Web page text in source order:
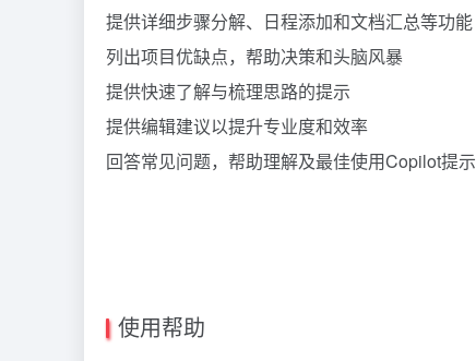
提供详细步骤分解、日程添加和文档汇总等功能
列出项目优缺点，帮助决策和头脑风暴
提供快速了解与梳理思路的提示
提供编辑建议以提升专业度和效率
回答常见问题，帮助理解及最佳使用Copilot提示
使用帮助